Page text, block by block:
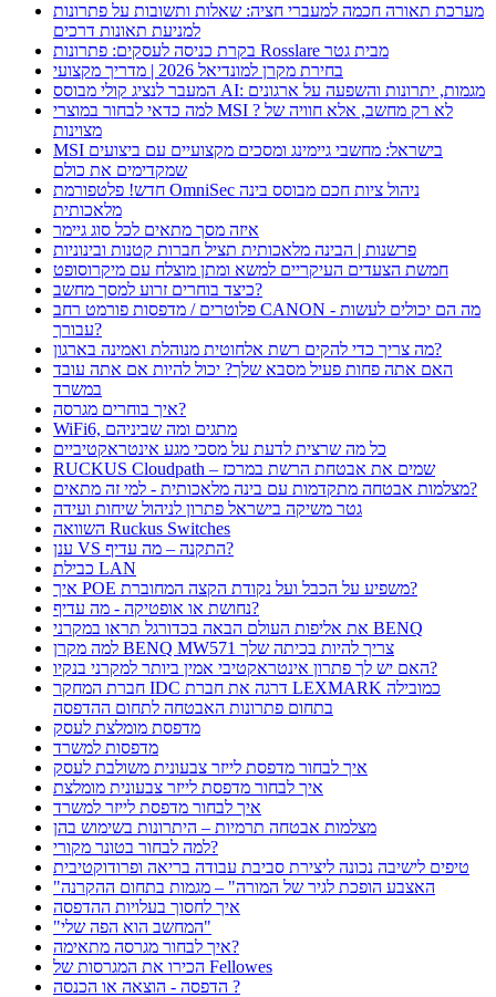
מערכת תאורה חכמה למעברי חציה: שאלות ותשובות על פתרונות
למניעת תאונות דרכים
בקרת כניסה לעסקים: פתרונות Rosslare מבית גטר
בחירת מקרן למונדיאל 2026 | מדריך מקצועי
המעבר לנציג קולי מבוסס AI: מגמות, יתרונות והשפעה על ארגונים
למה כדאי לבחור במוצרי MSI ? לא רק מחשב, אלא חוויה של
מצוינות
MSI בישראל: מחשבי גיימינג ומסכים מקצועיים עם ביצועים
שמקדימים את כולם
חדש! פלטפורמת OmniSec ניהול ציות חכם מבוסס בינה
מלאכותית
איזה מסך מתאים לכל סוג גיימר
פרשנות | הבינה מלאכותית תציל חברות קטנות ובינוניות
חמשת הצעדים העיקריים למשא ומתן מוצלח עם מיקרוסופט
כיצד בוחרים זרוע למסך מחשב?
פלוטרים / מדפסות פורמט רחב CANON - מה הם יכולים לעשות
עבורך?
מה צריך כדי להקים רשת אלחוטית מנוהלת ואמינה בארגון?
האם אתה פחות פעיל מסבא שלך? יכול להיות אם אתה עובד
במשרד
איך בוחרים מגרסה?
WiFi6, מתגים ומה שביניהם
כל מה שרצית לדעת על מסכי מגע אינטראקטיביים
RUCKUS Cloudpath – שמים את אבטחת הרשת במרכז
מצלמות אבטחה מתקדמות עם בינה מלאכותית - למי זה מתאים?
גטר משיקה בישראל פתרון לניהול שיחות ועידה
השוואה Ruckus Switches
ענן VS התקנה – מה עדיף?
כבילת LAN
איך POE משפיע על הכבל ועל נקודת הקצה המחוברת?
נחושת או אופטיקה - מה עדיף?
את אליפות העולם הבאה בכדורגל תראו במקרני BENQ
למה מקרן BENQ MW571 צריך להיות בכיתה שלך
האם יש לך פתרון אינטראקטיבי אמין ביותר למקרני בנקיו?
חברת המחקר IDC דרגה את חברת LEXMARK כמובילה
בתחום פתרונות האבטחה לתחום ההדפסה
מדפסת מומלצת לעסק
מדפסות למשרד
איך לבחור מדפסת לייזר צבעונית משולבת לעסק
איך לבחור מדפסת לייזר צבעונית מומלצת
איך לבחור מדפסת לייזר למשרד
מצלמות אבטחה תרמיות – היתרונות בשימוש בהן
למה לבחור בטונר מקורי?
טיפים לישיבה נכונה ליצירת סביבת עבודה בריאה ופרודוקטיבית
"האצבע הופכת לגיר של המורה" – מגמות בתחום ההקרנה
איך לחסוך בעלויות ההדפסה
"המחשב הוא הפה שלי"
איך לבחור מגרסה מתאימה?
הכירו את המגרסות של Fellowes
הדפסה - הוצאה או הכנסה ?